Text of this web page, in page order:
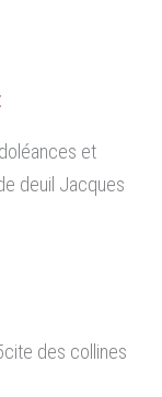
et
deuil Jacques
des collines